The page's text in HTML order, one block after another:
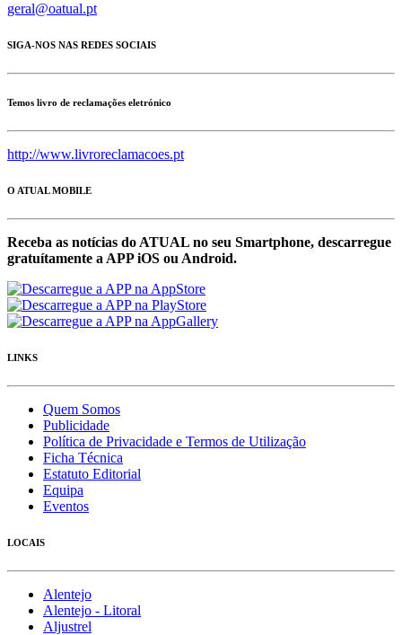
geral@oatual.pt
SIGA-NOS NAS REDES SOCIAIS
Temos livro de reclamações eletrónico
http://www.livroreclamacoes.pt
O ATUAL MOBILE
Receba as notícias do ATUAL no seu Smartphone, descarregue
gratuítamente a APP iOS ou Android.
LINKS
Quem Somos
Publicidade
Política de Privacidade e Termos de Utilização
Ficha Técnica
Estatuto Editorial
Equipa
Eventos
LOCAIS
Alentejo
Alentejo - Litoral
Aljustrel